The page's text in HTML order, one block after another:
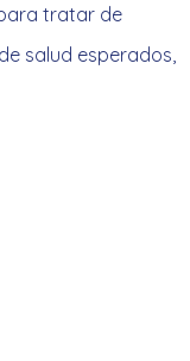
tratar de
salud esperados,